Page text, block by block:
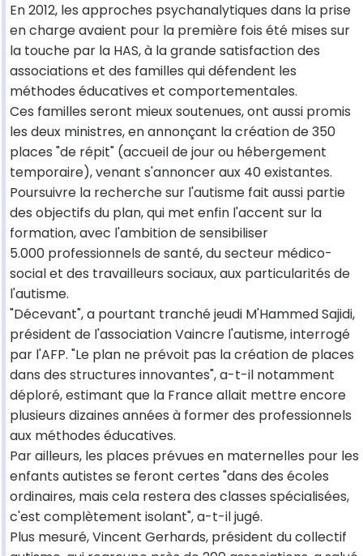
En 2012, les approches psychanalytiques dans la prise
en charge avaient pour la première fois été mises sur
la touche par la HAS, à la grande satisfaction des
associations et des familles qui défendent les
méthodes éducatives et comportementales.
Ces familles seront mieux soutenues, ont aussi promis
les deux ministres, en annonçant la création de 350
places "de répit" (accueil de jour ou hébergement
temporaire), venant s'annoncer aux 40 existantes.
Poursuivre la recherche sur l'autisme fait aussi partie
des objectifs du plan, qui met enfin l'accent sur la
formation, avec l'ambition de sensibiliser
5.000 professionnels de santé, du secteur médico-
social et des travailleurs sociaux, aux particularités de
l'autisme.
"Décevant", a pourtant tranché jeudi M'Hammed Sajidi,
président de l'association Vaincre l'autisme, interrogé
par l'AFP. "Le plan ne prévoit pas la création de places
dans des structures innovantes", a-t-il notamment
déploré, estimant que la France allait mettre encore
plusieurs dizaines années à former des professionnels
aux méthodes éducatives.
Par ailleurs, les places prévues en maternelles pour les
enfants autistes se feront certes "dans des écoles
ordinaires, mais cela restera des classes spécialisées,
c'est complètement isolant", a-t-il jugé.
Plus mesuré, Vincent Gerhards, président du collectif